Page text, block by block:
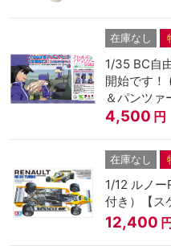
在庫なし
1/35 BC自
開始です！
＆パンツァ
4,500 円
在庫なし
1/12 ルノ
付き）【ス
12,400 円